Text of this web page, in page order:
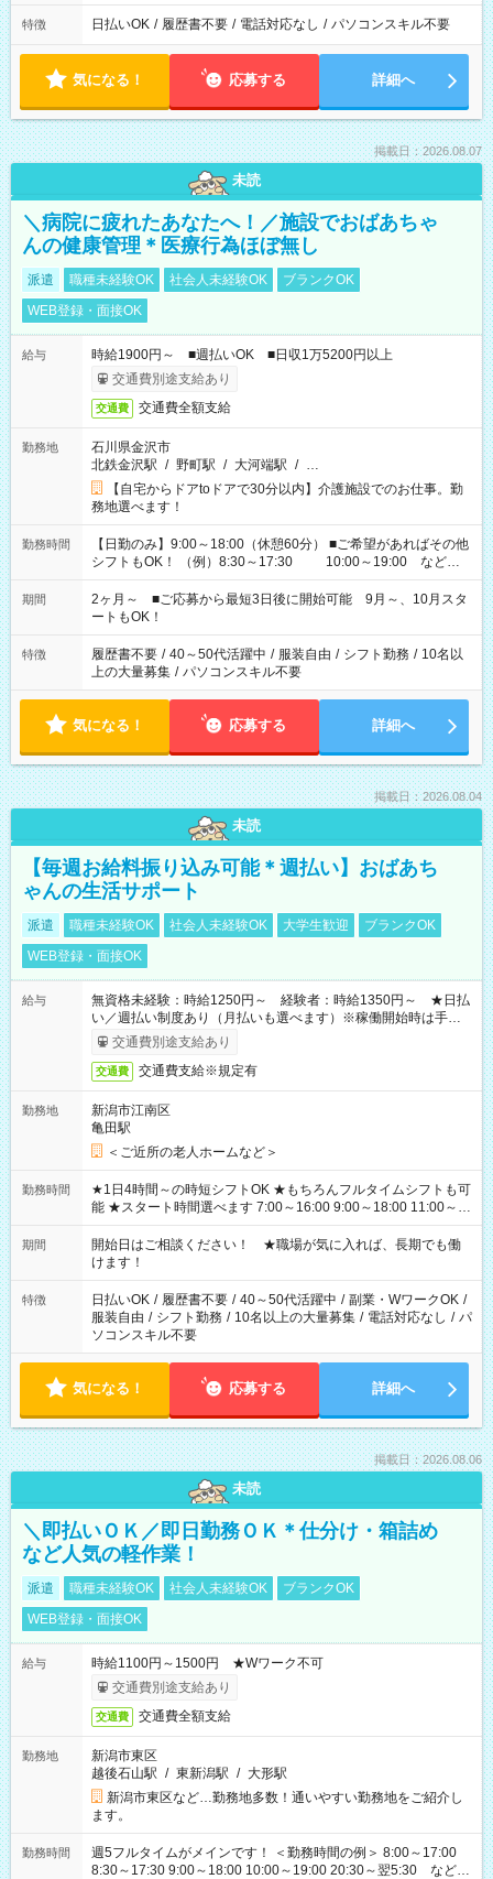
特徴 日払いOK / 履歴書不要 / 電話対応なし / パソコンスキル不要
気になる！ 応募する 詳細へ
掲載日：2026.08.07
未読
＼病院に疲れたあなたへ！／施設でおばあちゃ
んの健康管理＊医療行為ほぼ無し
派遣 職種未経験OK 社会人未経験OK
ブランクOK
WEB登録・面接OK
給与
時給1900円～ ■週払いOK ■日収1万5200円以上
交通費別途支給あり
交通費 交通費全額支給
勤務地
石川県金沢市
北鉄金沢駅 / 野町駅 / 大河端駅 / …
【自宅からドアtoドアで30分以内】介護施設でのお仕事。勤
務地選べます！
勤務時間
【日勤のみ】9:00～18:00（休憩60分） ■ご希望があればその他
シフトもOK！ （例）8:30～17:30 10:00～19:00 など
「家族とお休みを合わせたい」 「できれば残業はしたくない」
など、あなたのご希望に沿ったお仕事をご紹介します！ ※Wワ
ーク希望の方へ 今ご覧のお仕事で希望する勤務時間と、もう1つ
のお仕事の勤務時間。 合計で週40時間を超える場合は応募でき
ません
期間
2ヶ月～ ■ご応募から最短3日後に開始可能 9月～、10月スタ
ートもOK！
特徴 履歴書不要 / 40～50代活躍中 / 服装自由 / シフト勤務 / 10名以
上の大量募集 / パソコンスキル不要
気になる！ 応募する 詳細へ
掲載日：2026.08.04
未読
【毎週お給料振り込み可能＊週払い】おばあち
ゃんの生活サポート
派遣 職種未経験OK 社会人未経験OK 大学生歓迎
ブランクOK
WEB登録・面接OK
給与
無資格未経験：時給1250円～ 経験者：時給1350円～ ★日払
い／週払い制度あり（月払いも選べます）※稼働開始時は手続き
完了次第のお支払いとなります。
交通費別途支給あり
交通費 交通費支給※規定有
勤務地
新潟市江南区
亀田駅
＜ご近所の老人ホームなど＞
勤務時間
★1日4時間～の時短シフトOK ★もちろんフルタイムシフトも可
能 ★スタート時間選べます 7:00～16:00 9:00～18:00 11:00～
20:00 など 残業なし！ ※Wワークの場合、他のお仕事と合わせ
週40時間超の就業はご案内できません ※法令に基づき、週20時
間以上勤務は社会保険への加入対象となります ※労働者派遣法
（日雇い派遣の原則禁止）により、短時間・短期間の就業はご
案内が難しい場合があります
期間
開始日はご相談ください！ ★職場が気に入れば、長期でも働
けます！
特徴 日払いOK / 履歴書不要 / 40～50代活躍中 / 副業・WワークOK /
服装自由 / シフト勤務 / 10名以上の大量募集 / 電話対応なし / パ
ソコンスキル不要
気になる！ 応募する 詳細へ
掲載日：2026.08.06
未読
＼即払いＯＫ／即日勤務ＯＫ＊仕分け・箱詰め
など人気の軽作業！
派遣 職種未経験OK 社会人未経験OK
ブランクOK
WEB登録・面接OK
給与
時給1100円～1500円 ★Wワーク不可
交通費別途支給あり
交通費 交通費全額支給
勤務地
新潟市東区
越後石山駅 / 東新潟駅 / 大形駅
新潟市東区など…勤務地多数！通いやすい勤務地をご紹介し
ます。
勤務時間
週5フルタイムがメインです！ ＜勤務時間の例＞ 8:00～17:00
8:30～17:30 9:00～18:00 10:00～19:00 20:30～翌5:30 など ★